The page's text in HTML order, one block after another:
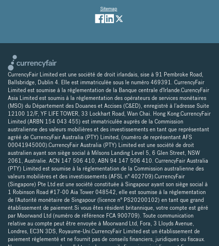
Sitemap
CurrencyFair Limited est une société de droit irlandais, sise à 91 Pembroke Road,
Ballsbridge, Dublin 4. Elle est immatriculée sous le numéro 469391. CurrencyFair
Limited est soumise à la réglementation de la Banque centrale d'Irlande.CurencyFair
Asia Limited est soumis à la réglementation des opérateurs de services monétaires
(MSO) du Département des Douanes et Accises (C&ED), enregistré à l'adresse Suite
12100 12/F, YF LIFE TOWER, 33 Lockhart Road, Wan Chai. Hong Kong.CurrencyFair
Limited (ARBN 154 043 455) est immatriculée auprès de la Commission
australienne des valeurs mobilières et des investissements en tant que représentant
agréé de CurrencyFair Australia (PTY) Limited, (numéro de représentant AFS
00041945000).CurrencyFair Australia (PTY) Limited est une société de droit
australien ayant son siège social à Milsons Landing Level 5, 6 Glen Street, NSW
2061, Australie. ACN 147 506 410, ABN 94 147 506 410. CurrencyFair Australia
(PTY) Limited est soumise à la réglementation de la Commission australienne des
valeurs mobilières et des investissements (AFSL n° 402709).CurrencyFair
(Singapore) Pte Ltd est une société constituée à Singapour ayant son siège social à
1 Robinson Road #17-00 Aia Tower 048542, elle est soumise à la réglementation
de l'Autorité monétaire de Singapour (licence n° PS20200102) en tant que grand
établissement de paiement.Si vous êtes résident britannique, votre compte est géré
par Moorwand Ltd (numéro de référence FCA 900709). Toute communication
relative au compte peut être envoyée à Moorwand Ltd, Fora, 3 Lloyds Avenue,
Londres, EC3N 3DS, Royaume-Uni.CurrencyFair Limited est un établissement de
paiement réglementé et ne fournit pas de conseils financiers, juridiques ou fiscaux.